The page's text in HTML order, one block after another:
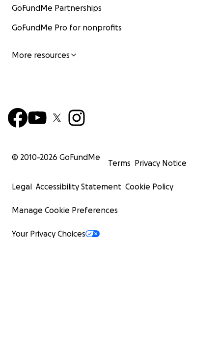
GoFundMe Partnerships
GoFundMe Pro for nonprofits
More resources
© 2010-2026 GoFundMe
Terms Privacy Notice
Legal Accessibility Statement Cookie Policy
Manage Cookie Preferences
Your Privacy Choices